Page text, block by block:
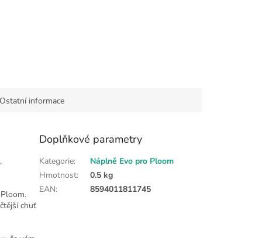
Ostatní informace
chuť
Doplňkové parametry
Kategorie:
Náplně Evo pro Ploom
Hmotnost:
0.5 kg
EAN: 8594011811745